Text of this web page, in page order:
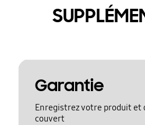
Garantie
Enregistrez votre produit et
couvert